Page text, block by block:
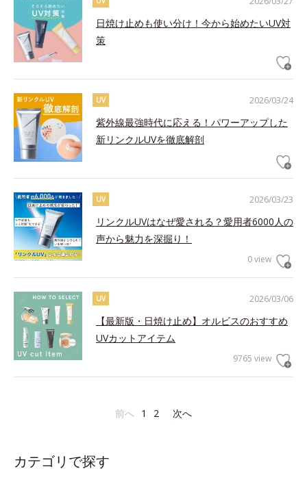
日焼け止めも使い分け！今から始めたいUV対
策
2026/03/24
UV
紫外線最強時代に応える！パワーアップした
新リンクルUVを徹底解剖
2026/03/23
UV
リンクルUVはなぜ愛される？愛用者6000人の
声から魅力を深掘り！
0 view
2026/03/06
UV
【最新版・日焼け止め】オルビスのおすすめ
UVカットアイテム
9765 view
前へ 1 2 次へ
カテゴリで探す